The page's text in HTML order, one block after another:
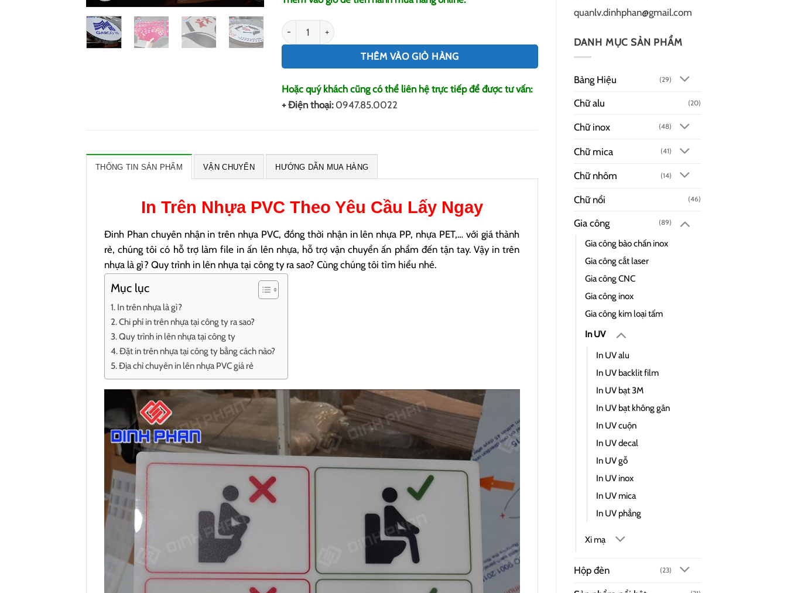
quanlv.dinhphan@gmail.com
DANH MỤC SẢN PHẨM
Bảng Hiệu (29)
Chữ alu (20)
Chữ inox (48)
Chữ mica (41)
Chữ nhôm (14)
Chữ nổi (46)
Gia công (89)
Gia công bào chấn inox
Gia công cắt laser
Gia công CNC
Gia công inox
Gia công kim loại tấm
In UV
In UV alu
In UV backlit film
In UV bạt 3M
In UV bạt không gân
In UV cuộn
In UV decal
In UV gỗ
In UV inox
In UV mica
In UV phẳng
Xi mạ
Hộp đèn (23)
In Trên Nhựa số lượng
THÊM VÀO GIỎ HÀNG
Hoặc quý khách cũng có thể liên hệ trực tiếp để được tư vấn:
+ Điện thoại: 0947.85.0022
THÔNG TIN SẢN PHẨM VẬN CHUYỂN HƯỚNG DẪN MUA HÀNG
In Trên NhựaPVC Theo Yêu Cầu Lấy Ngay
Đinh Phan chuyên nhận in trên nhựa PVC, đồng thời nhận in lên nhựa PP, nhựa PET,… với giá thành
rẻ, chúng tôi có hỗ trợ làm file in ấn lên nhựa, hỗ trợ vận chuyển ấn phẩm đến tận tay. Vậy in trên
nhựa là gì? Quy trình in lên nhựa tại công ty ra sao? Cùng chúng tôi tìm hiểu nhé.
Mục lục
In trên nhựa là gì?
Chi phí in trên nhựa tại công ty ra sao?
Quy trình in lên nhựa tại công ty
Đặt in trên nhựa tại công ty bằng cách nào?
Địa chỉ chuyên in lên nhựa PVC giá rẻ